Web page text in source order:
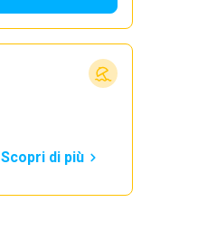
Scopri di più